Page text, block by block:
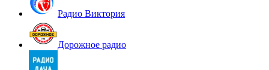
Радио Виктория
Дорожное радио